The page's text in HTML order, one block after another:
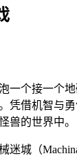
一个接一个
凭借机智与
兽的世界中。
迷城（